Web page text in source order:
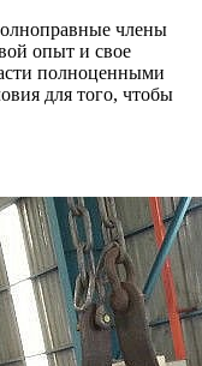
члены
опыт и свое
полноценными
для того, чтобы